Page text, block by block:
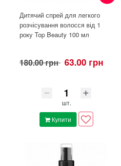
Дитячий спрей для легкого
розчісування волосся від 1
року Top Beauty 100 мл
180.00 грн 63.00 грн
шт.
Купити